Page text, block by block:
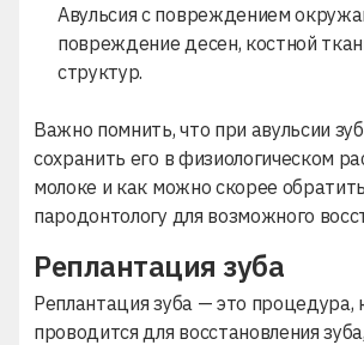
Авульсия с повреждением
повреждение десен, костной
структур.
Важно помнить, что при авульсии
сохранить его в физиологическом
молоке и как можно скорее
пародонтологу для возможного
Реплантация зуба
Реплантация зуба — это процедура,
проводится для восстановления